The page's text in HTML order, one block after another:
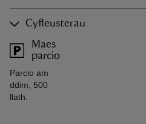
Cyfleusterau
Maes
parcio
Parcio am
ddim, 500
llath.